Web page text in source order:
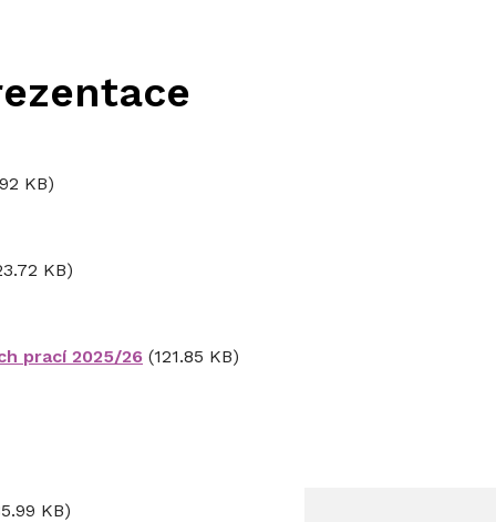
KB)
KB)
prací 2025/26 (121.85 KB)
KB)